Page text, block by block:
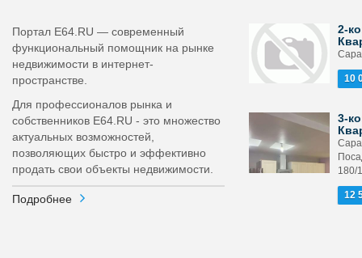
Портал E64.RU — современный
функциональный помощник на рынке
недвижимости в интернет-
пространстве.
Для профессионалов рынка и
собственников E64.RU - это множество
актуальных возможностей,
позволяющих быстро и эффективно
продать свои объекты недвижимости.
Подробнее
2-
10
3-
180/
12